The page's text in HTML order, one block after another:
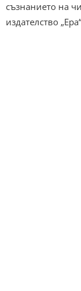
съзнанието на
издателство